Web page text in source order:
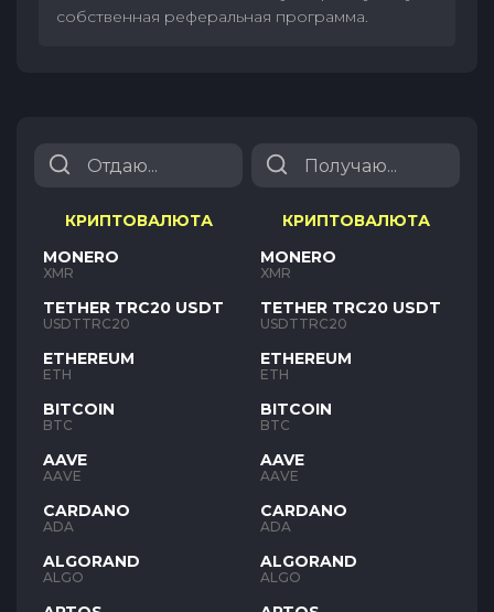
собственная реферальная программа.
КРИПТОВАЛЮТА
MONERO
XMR
TETHER TRC20 USDT
USDTTRC20
ETHEREUM
ETH
BITCOIN
BTC
AAVE
AAVE
CARDANO
ADA
ALGORAND
ALGO
КРИПТОВАЛЮТА
MONERO
XMR
TETHER TRC20 USDT
USDTTRC20
ETHEREUM
ETH
BITCOIN
BTC
AAVE
AAVE
CARDANO
ADA
ALGORAND
ALGO